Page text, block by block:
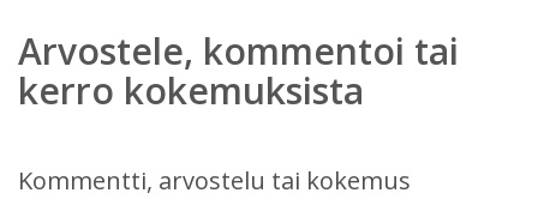
Arvostele, kommentoi tai
kerro kokemuksista
Kommentti, arvostelu tai kokemus